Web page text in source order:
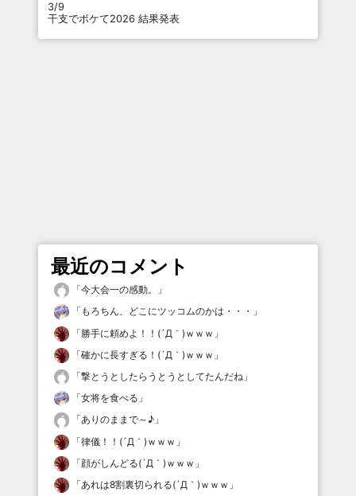
3/9
干支でボケて2026 結果発表
最近のコメント
「今大会一の感動。
」
「 もろちん、どこにツッコムのかは・・・ 」
「勝手に頼めよ！！(´Д｀)ｗｗｗ 」
「確かに長すぎる！(´Д｀)ｗｗｗ 」
「撃とうとしたらうとうとしてたんだね 」
「女将を食べる 」
「ありのままで～♪ 」
「律儀！！(´Д｀)ｗｗｗ 」
「顔がしんどる(´Д｀)ｗｗｗ 」
「あれは8割裏切られる(´Д｀)ｗｗｗ 」